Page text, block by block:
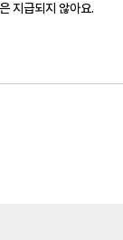
지급되지 않아요.